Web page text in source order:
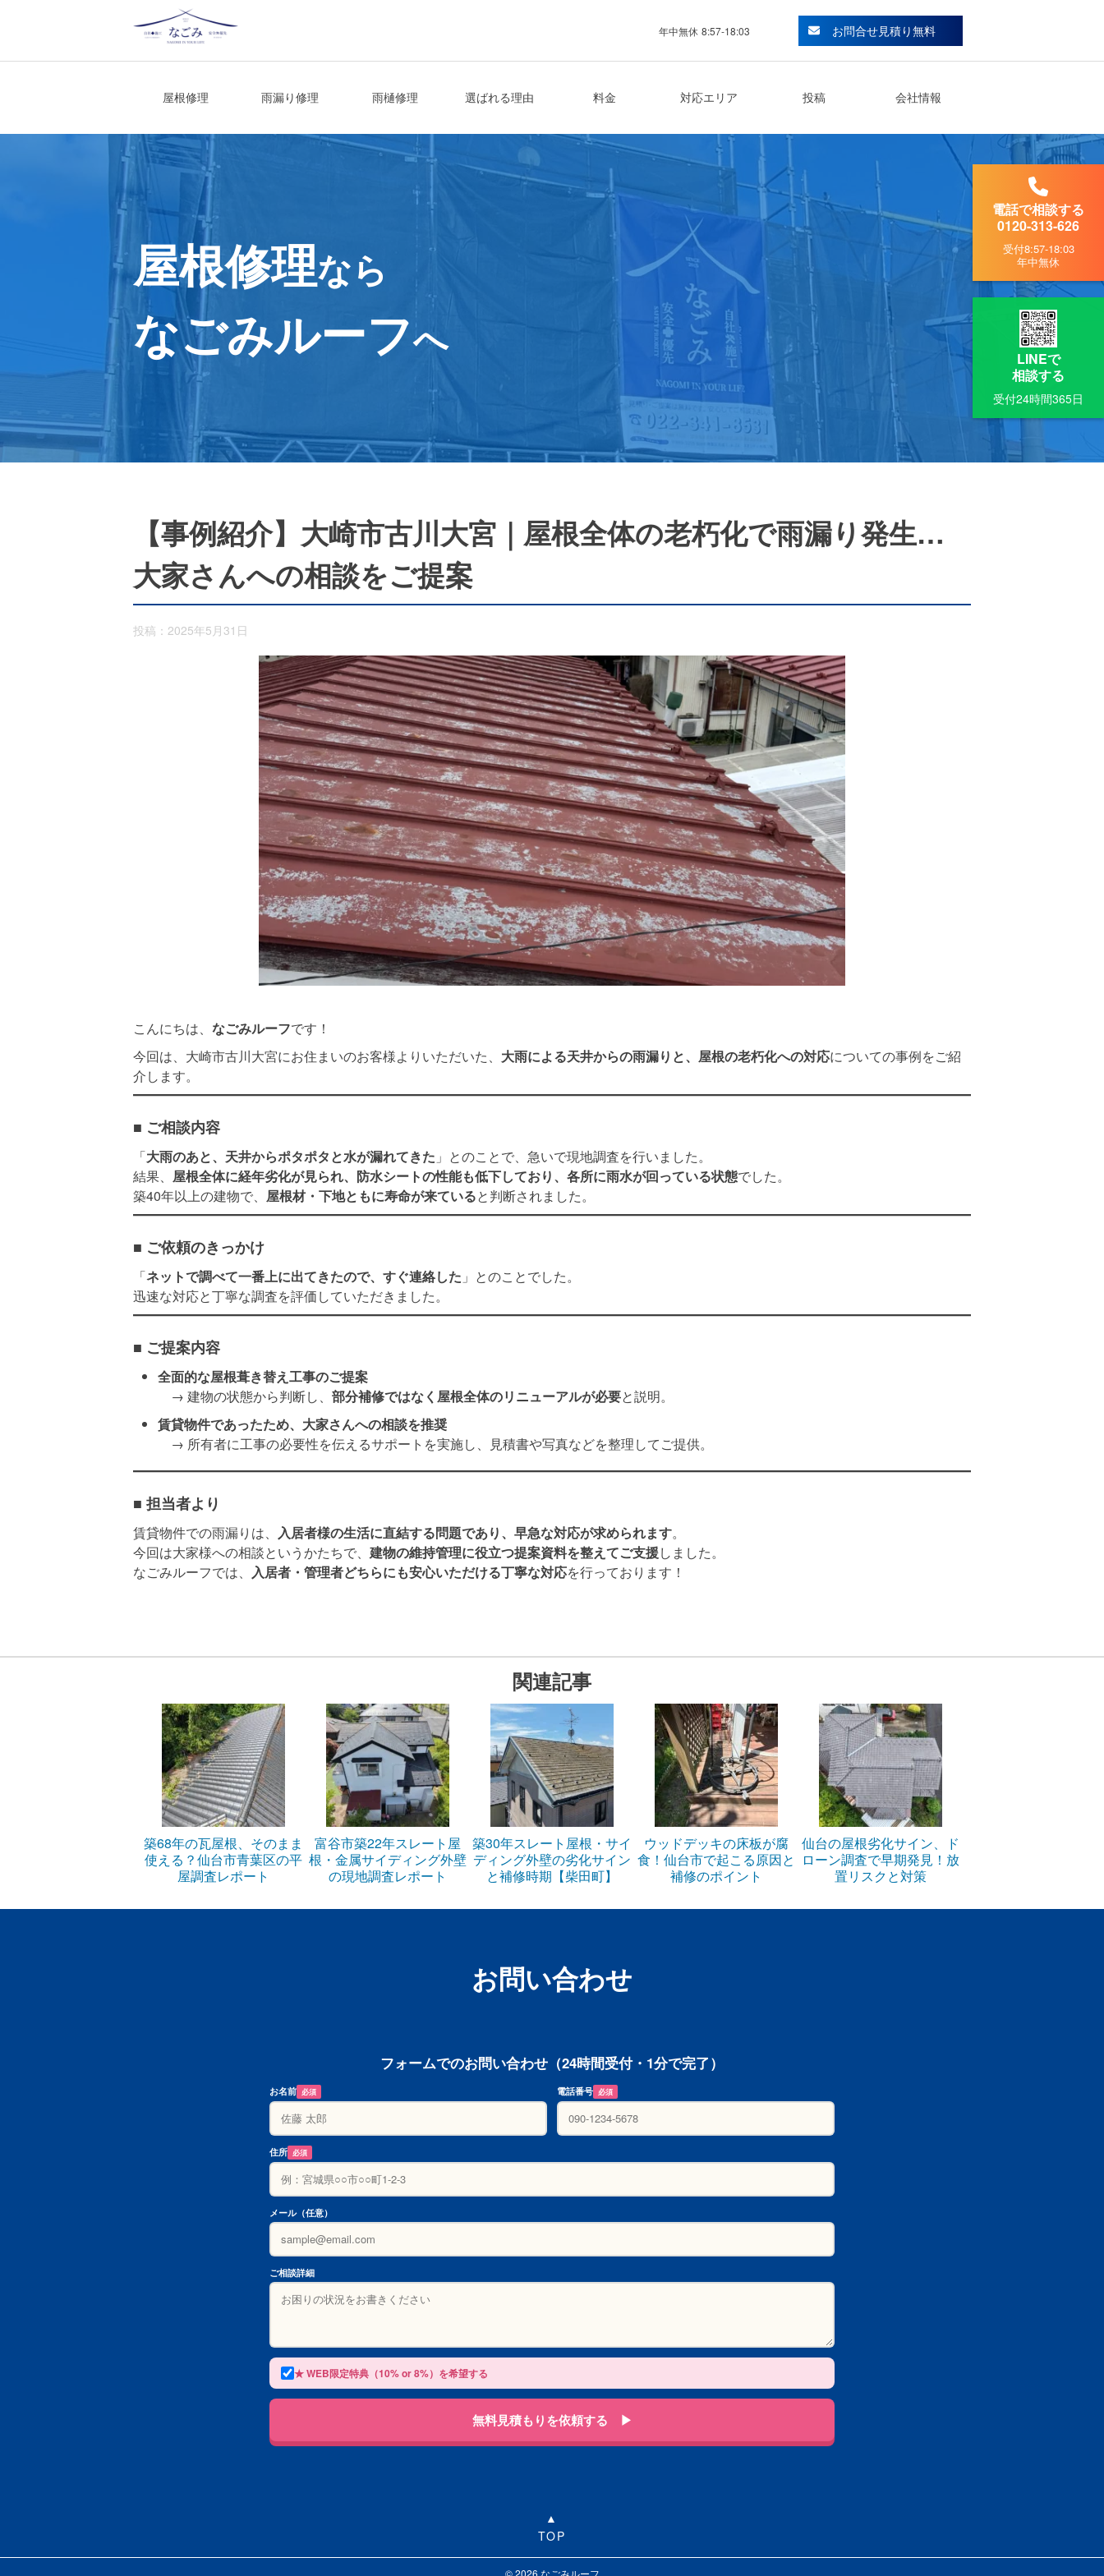
年中無休 8:57-18:03 お問合せ見積り無料
屋根修理 雨漏り修理 雨樋修理 選ばれる理由 料金 対応エリア 投稿 会社情報
屋根修理なら
なごみルーフへ
LINEで
相談する
受付24時間365日
電話で相談する
0120-313-626
受付8:57-18:03
年中無休
【事例紹介】大崎市古川大宮｜屋根全体の老朽化で雨漏り発生…
大家さんへの相談をご提案
投稿：2025年5月31日
こんにちは、 なごみルーフです！
今回は、大崎市古川大宮にお住まいのお客様よりいただいた、 大雨による天井からの雨漏りと、屋根の老朽化への対応についての事例をご紹
介します。
■ ご相談内容
「大雨のあと、天井からポタポタと水が漏れてきた 」とのことで、急いで現地調査を行いました。
結果、 屋根全体に経年劣化が見られ、防水シートの性能も低下しており、各所に雨水が回っている状態でした。
築40年以上の建物で、 屋根材・下地ともに寿命が来ていると判断されました。
■ ご依頼のきっかけ
「ネットで調べて一番上に出てきたので、すぐ連絡した 」とのことでした。
迅速な対応と丁寧な調査を評価していただきました。
■ ご提案内容
全面的な屋根葺き替え工事のご提案
→ 建物の状態から判断し、 部分補修ではなく屋根全体のリニューアルが必要と説明。
賃貸物件であったため、大家さんへの相談を推奨
→ 所有者に工事の必要性を伝えるサポートを実施し、見積書や写真などを整理してご提供。
■ 担当者より
賃貸物件での雨漏りは、 入居者様の生活に直結する問題であり、早急な対応が求められます。
今回は大家様への相談というかたちで、 建物の維持管理に役立つ提案資料を整えてご支援しました。
なごみルーフでは、 入居者・管理者どちらにも安心いただける丁寧な対応を行っております！
関連記事
築68年の瓦屋根、そのまま
使える？仙台市青葉区の平
屋調査レポート
富谷市築22年スレート屋
根・金属サイディング外壁
の現地調査レポート
築30年スレート屋根・サイ
ディング外壁の劣化サイン
と補修時期【柴田町】
ウッドデッキの床板が腐
食！仙台市で起こる原因と
補修のポイント
仙台の屋根劣化サイン、ド
ローン調査で早期発見！放
置リスクと対策
お問い合わせ
フォームでのお問い合わせ（24時間受付・1分で完了）
お名前 必須 電話番号 必須
住所 必須
メール（任意）
ご相談詳細
★ WEB限定特典（10% or 8%）を希望する
無料見積もりを依頼する ▶
TOP
© 2026 なごみルーフ